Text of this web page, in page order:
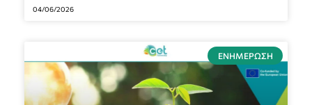
04/06/2026
ΕΝΗΜΈΡΩΣΗ